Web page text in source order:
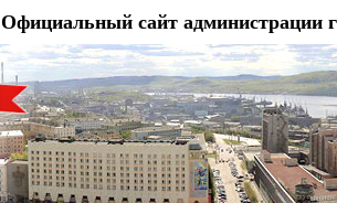
Официальный сайт администрации